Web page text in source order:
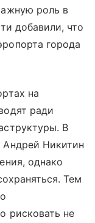
роль в
добавили, что
города
на
ради
В
Никитин
однако
Тем
рисковать не